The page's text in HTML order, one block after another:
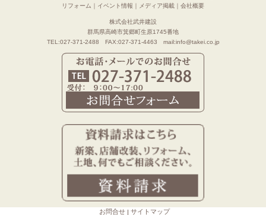
リフォーム
イベント情報 メディア掲載 会社概要
株式会社武井建設
群馬県高崎市箕郷町生原1745番地
TEL:027-371-2488 FAX:027-371-4463 mail:info@takei.co.jp
お問合せ サイトマップ